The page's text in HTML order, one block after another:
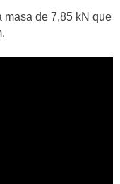
masa de 7,85 kN que